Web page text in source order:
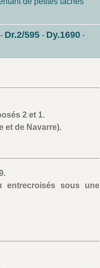
- Dr.2/595 - Dy.1690 -
2 et 1.
et de Navarre).
entrecroisés sous une